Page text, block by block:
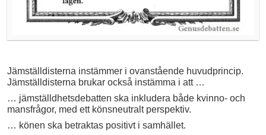
Jämställdisterna instämmer i ovanstående huvudprincip.
Jämställdisterna brukar också instämma i att …
… jämställdhetsdebatten ska inkludera både kvinno- och
mansfrågor, med ett könsneutralt perspektiv.
… könen ska betraktas positivt i samhället.